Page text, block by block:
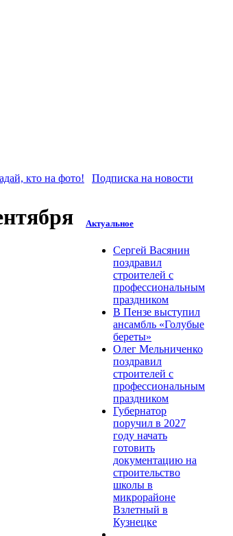
кто на фото! Подписка на новости
Актуальное
Сергей Васянин
поздравил
строителей с
профессиональным
праздником
В Пензе выступил
ансамбль «Голубые
береты»
Олег Мельниченко
поздравил
строителей с
профессиональным
праздником
Губернатор
поручил в 2027
году начать
готовить
документацию на
строительство
школы в
микрорайоне
Взлетный в
Кузнецке